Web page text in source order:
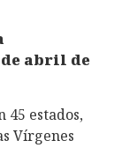
de abril de
45 estados,
Vírgenes